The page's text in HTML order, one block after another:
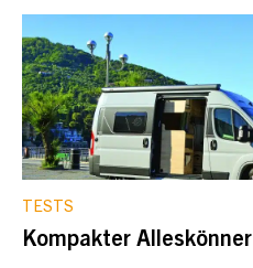
TESTS
Kompakter Alleskönner